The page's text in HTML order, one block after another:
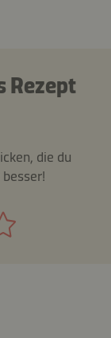
Rezept
die du